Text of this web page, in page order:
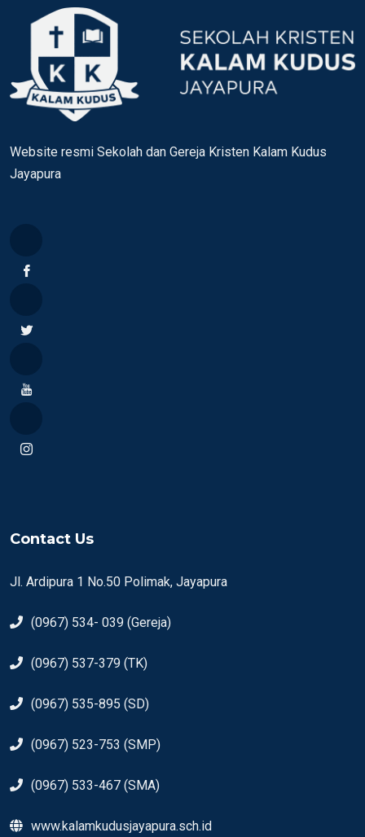
Website resmi Sekolah dan Gereja Kristen Kalam Kudus
Jayapura
Contact Us
Jl. Ardipura 1 No.50 Polimak, Jayapura
(0967) 534- 039 (Gereja)
(0967) 537-379 (TK)
(0967) 535-895 (SD)
(0967) 523-753 (SMP)
(0967) 533-467 (SMA)
www.kalamkudusjayapura.sch.id